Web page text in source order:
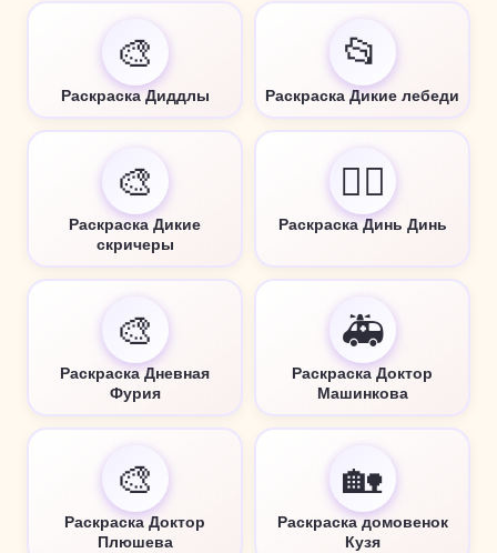
🎨
Раскраска Диддлы
📂
Раскраска Дикие лебеди
🎨
Раскраска Дикие
скричеры
🧚‍♀️
Раскраска Динь Динь
🎨
Раскраска Дневная
Фурия
🚑
Раскраска Доктор
Машинкова
🎨
Раскраска Доктор
Плюшева
🏡
Раскраска домовенок
Кузя